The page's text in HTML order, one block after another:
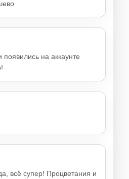
появились на аккаунте
всё супер! Процветания и